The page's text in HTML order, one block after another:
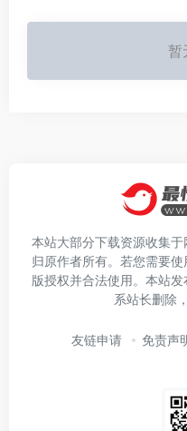
暂
本站大部分下载资源收集
归原作者所有。若您需要
版授权并合法使用。本站
系站长删除
友链申请 免责声